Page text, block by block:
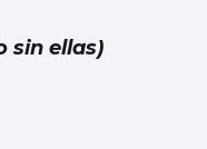
sin ellas)